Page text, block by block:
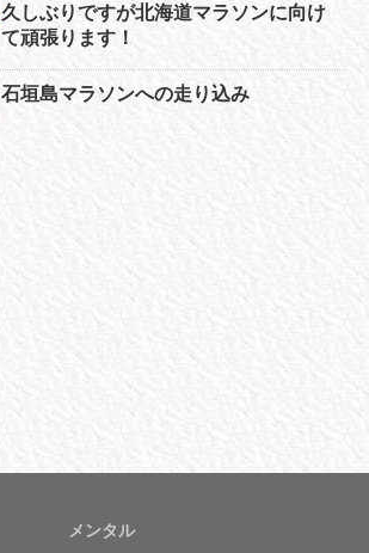
久しぶりですが北海道マラソンに向け
て頑張ります！
石垣島マラソンへの走り込み
メンタル